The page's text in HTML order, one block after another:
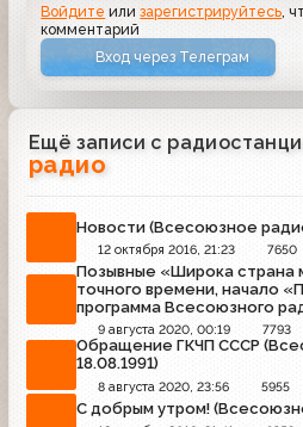
Войдите илизарегистрируйтесь ,
комментарий
Вход через Телеграм
Ещё записи с
радио
Новости (Всесоюзное
12 октября 2016, 21:23 7650
Позывные «Широка страна
точного времени, начало
программа Всесоюзного
9 августа 2020, 00:19 7793
Обращение ГКЧП СССР
18.08.1991)
8 августа 2020, 23:56 5955
C добрым утром!